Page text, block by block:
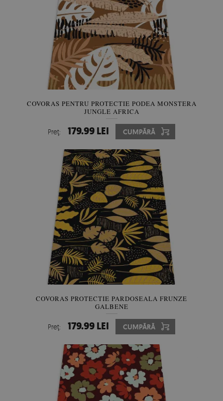
COVORAS PENTRU PROTECTIE PODEA MONSTERA
JUNGLE AFRICA
Preţ: 179.99 LEI CUMPĂRĂ
COVORAS PROTECTIE PARDOSEALA FRUNZE
GALBENE
Preţ: 179.99 LEI CUMPĂRĂ